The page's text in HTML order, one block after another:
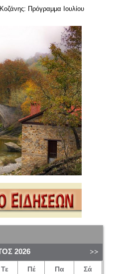
Κοζάνης: Πρόγραμμα Ιουλίου
2026
Τε Πέ Πα Σά